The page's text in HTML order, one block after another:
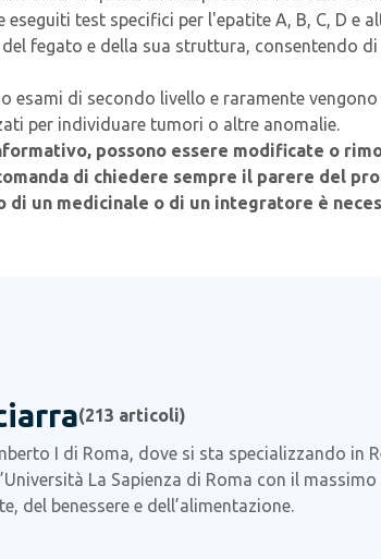
test specifici per l'epatite A, B, C, D e
fegato e della sua struttura, consentendo
esami di secondo livello e raramente
per individuare tumori o altre anomalie.
possono essere modificate o
di chiedere sempre il parere del
di un medicinale o di un integratore è
(213 articoli)
I di Roma, dove si sta specializzando in
La Sapienza di Roma con il
del benessere e dell’alimentazione.